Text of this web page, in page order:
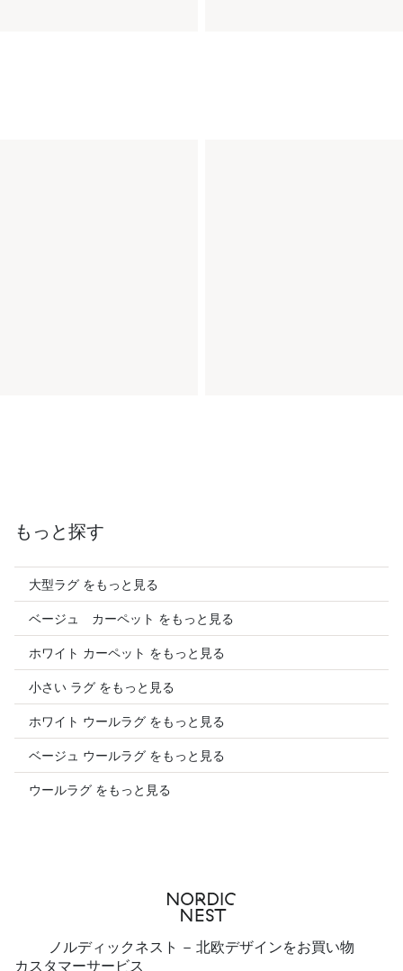
もっと探す
大型ラグ をもっと見る
ベージュ カーペット をもっと見る
ホワイト カーペット をもっと見る
小さい ラグ をもっと見る
ホワイト ウールラグ をもっと見る
ベージュ ウールラグ をもっと見る
ウールラグ をもっと見る
ノルディックネスト - 北欧デザインをお買い物
カスタマーサービス